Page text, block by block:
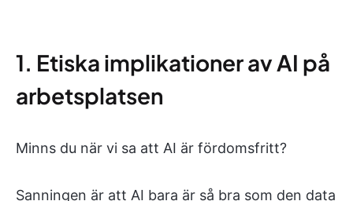
1. Etiska implikationer av AI på
arbetsplatsen
Minns du när vi sa att AI är fördomsfritt?
Sanningen är att AI bara är så bra som den data